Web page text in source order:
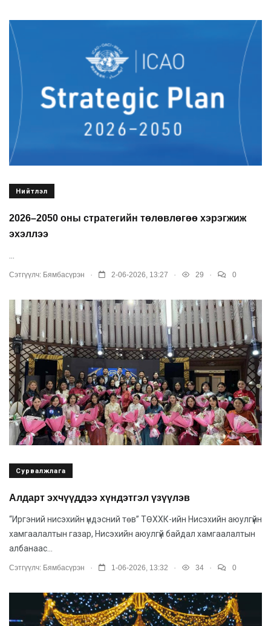
Нийтлэл
2026–2050 оны стратегийн төлөвлөгөө хэрэгжиж
эхэллээ
Сэтгүүлч: Бямбасүрэн . 2-06-2026, 13:27 . 29 . 0
Сурвалжлага
Алдарт эхчүүддээ хүндэтгэл үзүүлэв
“Иргэний нисэхийн үндэсний төв” ТӨХХК-ийн Нисэхийн аюулгүйн
хамгаалалтын газар, Нисэхийн аюулгүй байдал хамгаалалтын
албанаас...
Сэтгүүлч: Бямбасүрэн . 1-06-2026, 13:32 . 34 . 0